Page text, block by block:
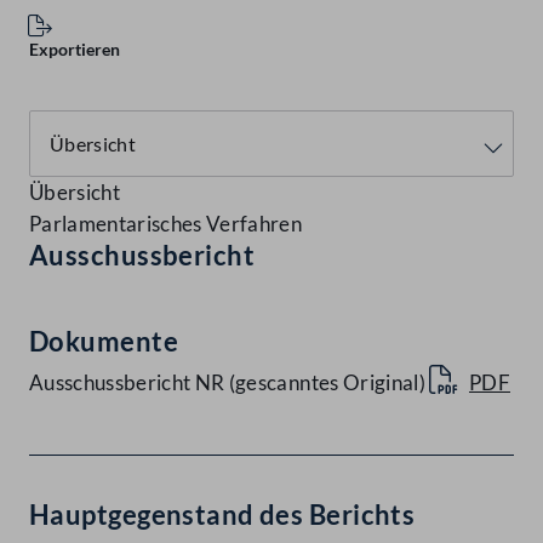
Exportieren
Übersicht
Parlamentarisches Verfahren
Ausschussbericht
Dokumente
Ausschussbericht NR (gescanntes Original) PDF
Hauptgegenstand des Berichts